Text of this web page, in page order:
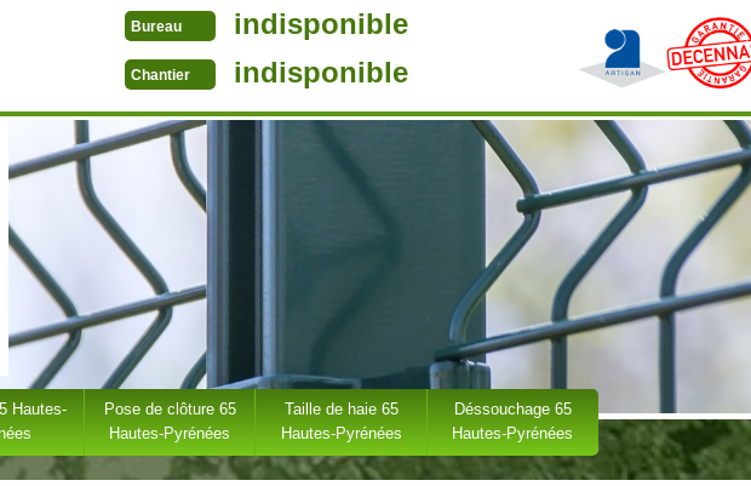
Bureau indisponible
Chantier indisponible
Hautes-
Pose de clôture 65
Hautes-Pyrénées
Taille de haie 65
Hautes-Pyrénées
Déssouchage 65
Hautes-Pyrénées